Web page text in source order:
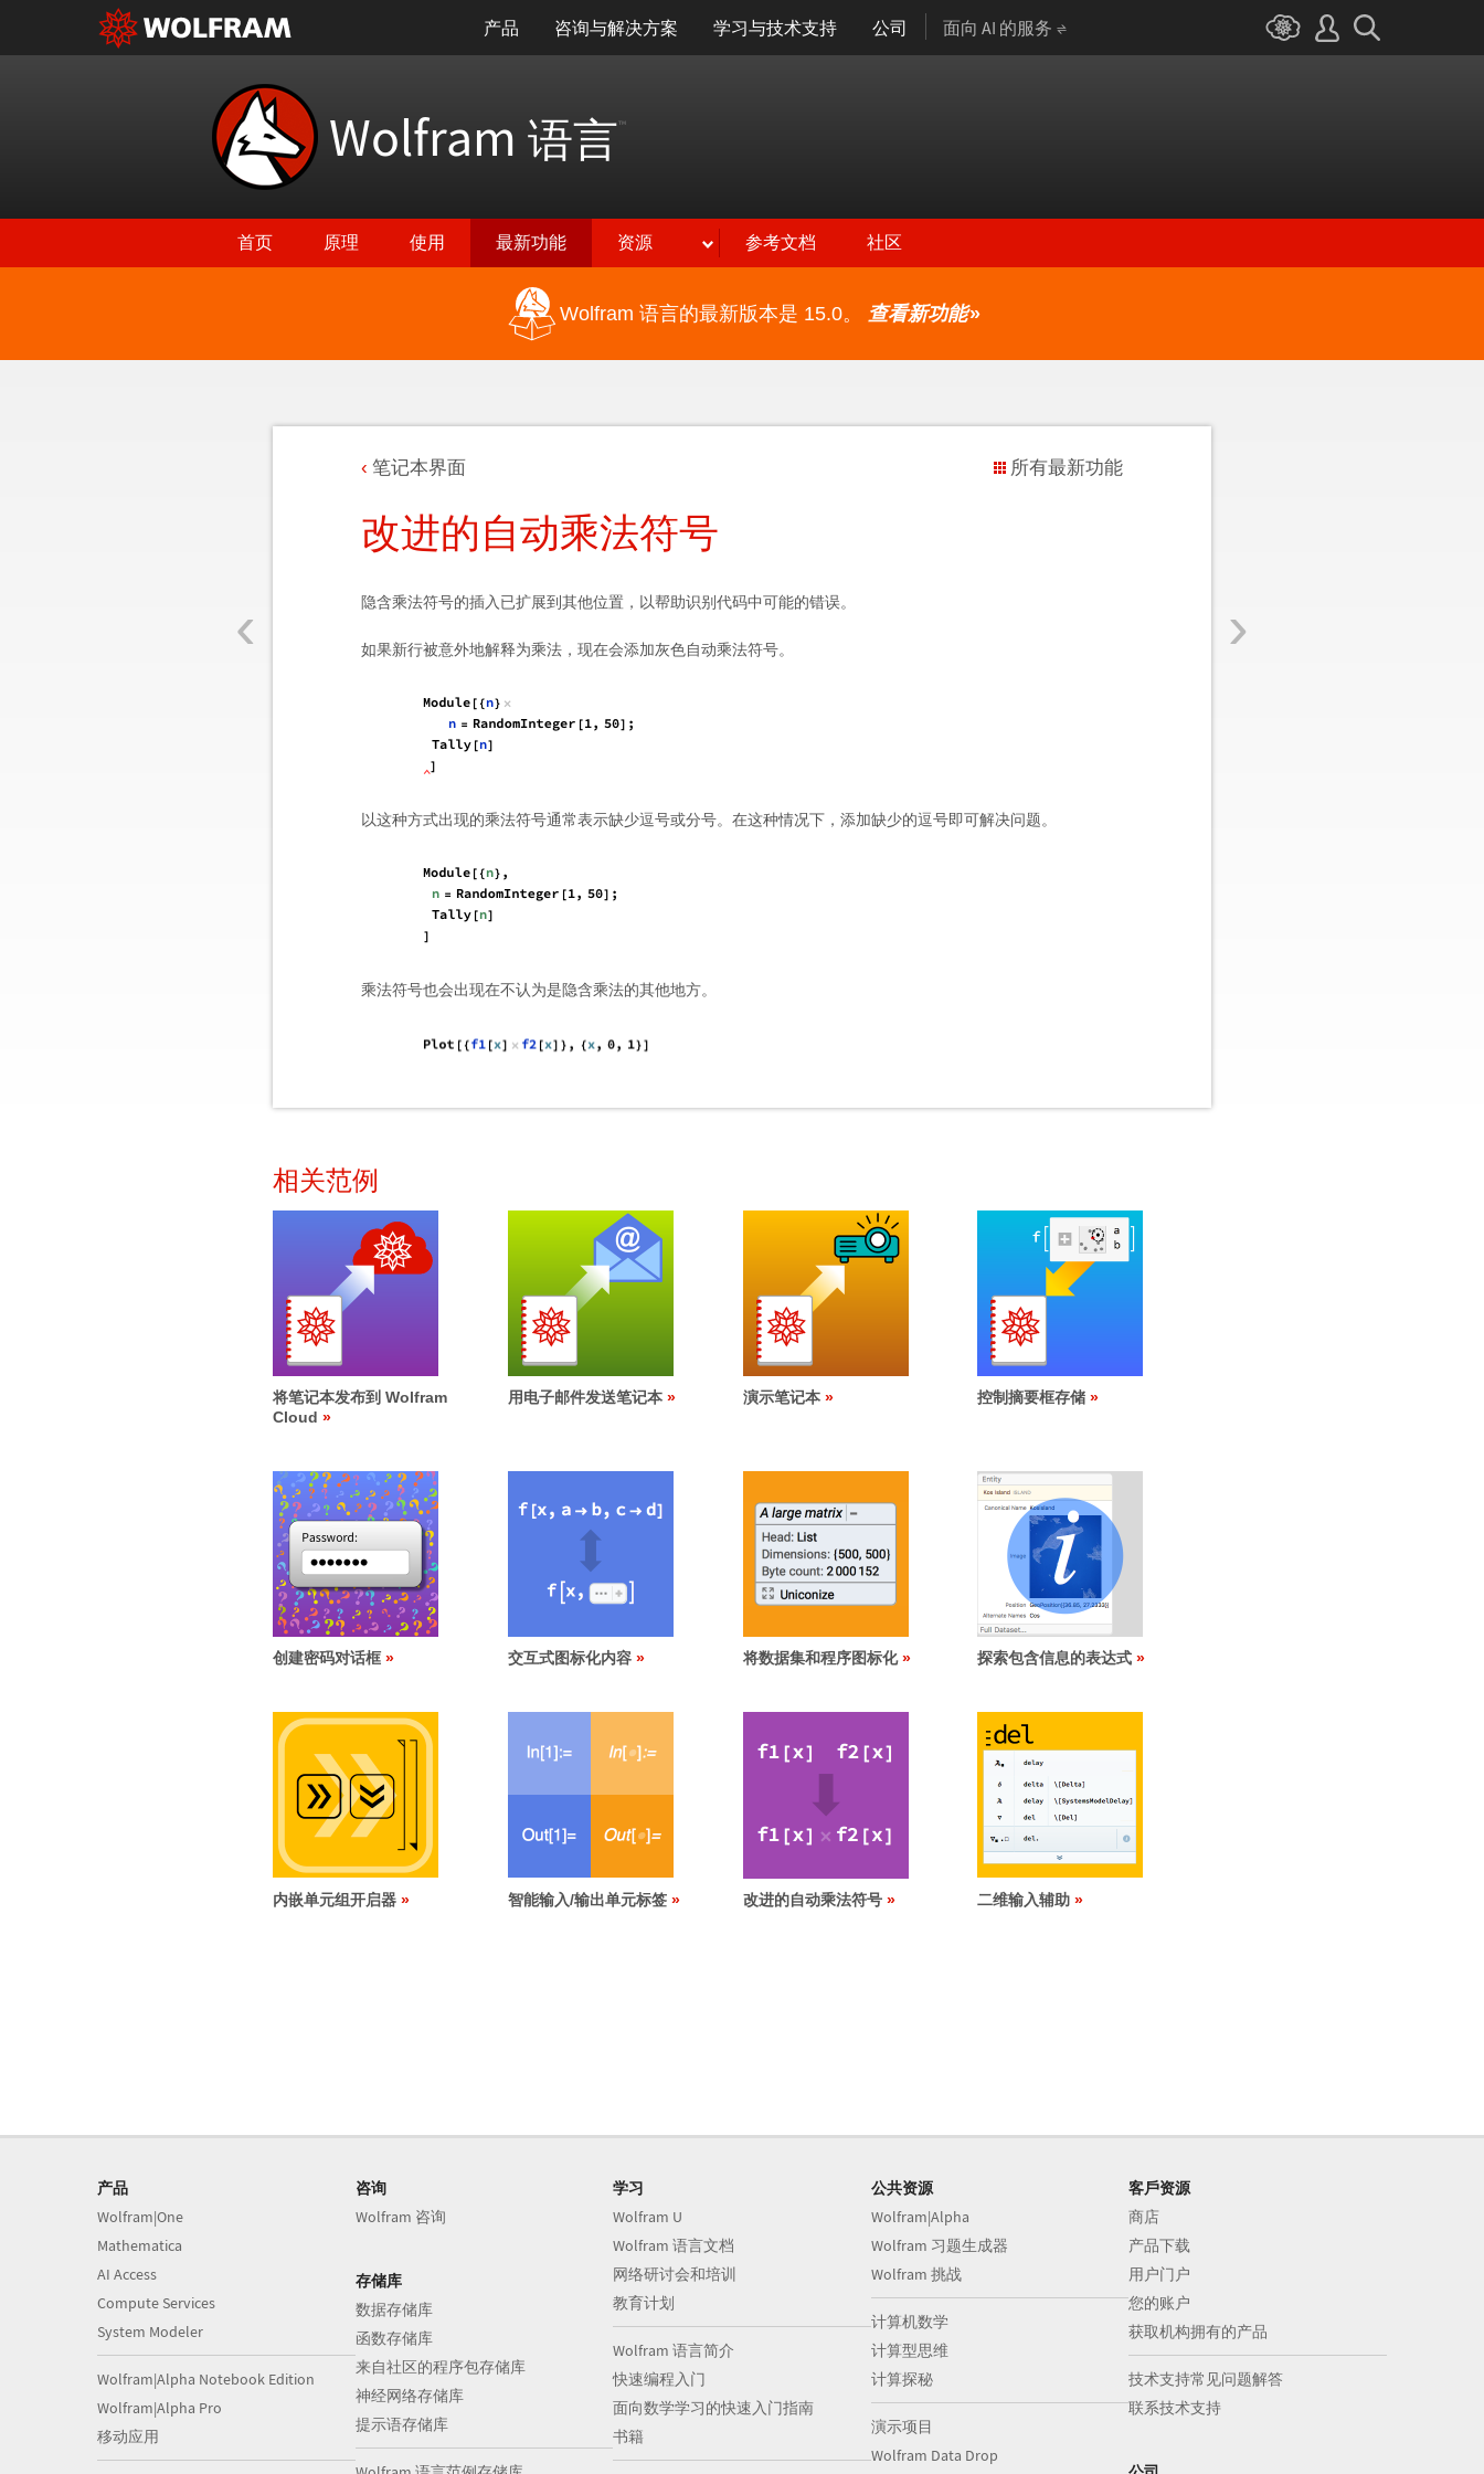
产品 咨询与解决方案 学习与技术支持 公司 面向 AI 的服务
Wolfram 语言™
首页 原理 使用 最新功能 资源 参考文档 社区
Wolfram 语言的最新版本是 15.0。 查看新功能»
‹ ›
笔记本界面 所有最新功能
改进的自动乘法符号
隐含乘法符号的插入已扩展到其他位置，以帮助识别代码中可能的错误。
如果新行被意外地解释为乘法，现在会添加灰色自动乘法符号。
以这种方式出现的乘法符号通常表示缺少逗号或分号。在这种情况下，添加缺少的逗号即可解决问题。
乘法符号也会出现在不认为是隐含乘法的其他地方。
相关范例
将笔记本发布到 Wolfram
Cloud
用电子邮件发送笔记本 演示笔记本 控制摘要框存储
创建密码对话框 交互式图标化内容 将数据集和程序图标化 探索包含信息的表达式
内嵌单元组开启器 智能输入/输出单元标签 改进的自动乘法符号 二维输入辅助
产品
Wolfram|One
Mathematica
AI Access
Compute Services
System Modeler
Wolfram|Alpha Notebook Edition
Wolfram|Alpha Pro
移动应用
咨询
Wolfram 咨询
存储库
数据存储库
函数存储库
来自社区的程序包存储库
神经网络存储库
提示语存储库
学习
Wolfram U
Wolfram 语言文档
网络研讨会和培训
教育计划
Wolfram 语言简介
快速编程入门
面向数学学习的快速入门指南
书籍
公共资源
Wolfram|Alpha
Wolfram 习题生成器
Wolfram 挑战
计算机数学
计算型思维
计算探秘
演示项目
Wolfram Data Drop
客戶资源
商店
产品下载
用户门户
您的账户
获取机构拥有的产品
技术支持常见问题解答
联系技术支持